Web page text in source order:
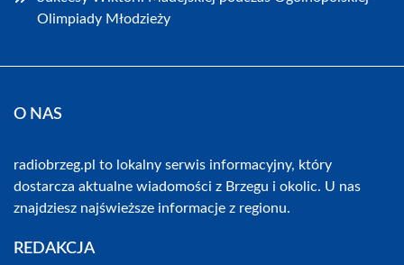
Olimpiady Młodzieży
O NAS
radiobrzeg.pl to lokalny serwis informacyjny, który
dostarcza aktualne wiadomości z Brzegu i okolic. U nas
znajdziesz najświeższe informacje z regionu.
REDAKCJA